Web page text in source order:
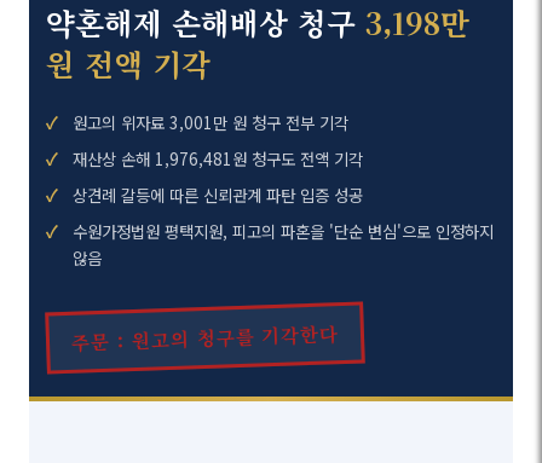
약혼해제 손해배상 청구3,198만
원 전액 기각
원고의 위자료 3,001만 원 청구 전부 기각
재산상 손해 1,976,481원 청구도 전액 기각
상견례 갈등에 따른 신뢰관계 파탄 입증 성공
수원가정법원 평택지원, 피고의 파혼을 '단순 변심'으로 인정하지
않음
주문 : 원고의 청구를 기각한다